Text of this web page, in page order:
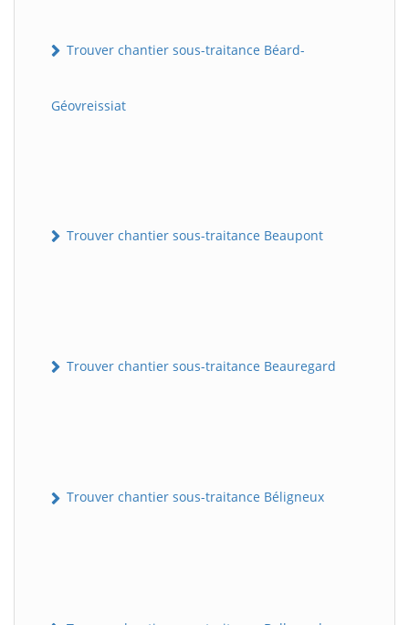
Trouver chantier sous-traitance Béard-
Géovreissiat
Trouver chantier sous-traitance Beaupont
Trouver chantier sous-traitance Beauregard
Trouver chantier sous-traitance Béligneux